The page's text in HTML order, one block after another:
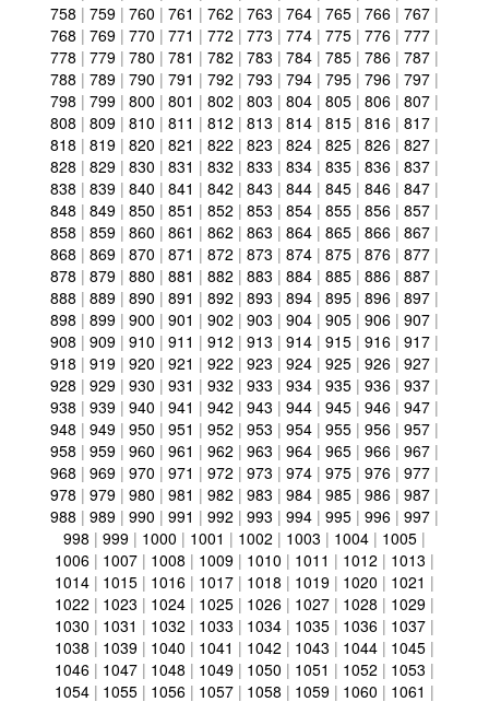
758 | 759 | 760 | 761 | 762 | 763 | 764 | 765 | 766 | 767 |
768 | 769 | 770 | 771 | 772 | 773 | 774 | 775 | 776 | 777 |
778 | 779 | 780 | 781 | 782 | 783 | 784 | 785 | 786 | 787 |
788 | 789 | 790 | 791 | 792 | 793 | 794 | 795 | 796 | 797 |
798 | 799 | 800 | 801 | 802 | 803 | 804 | 805 | 806 | 807 |
808 | 809 | 810 | 811 | 812 | 813 | 814 | 815 | 816 | 817 |
818 | 819 | 820 | 821 | 822 | 823 | 824 | 825 | 826 | 827 |
828 | 829 | 830 | 831 | 832 | 833 | 834 | 835 | 836 | 837 |
838 | 839 | 840 | 841 | 842 | 843 | 844 | 845 | 846 | 847 |
848 | 849 | 850 | 851 | 852 | 853 | 854 | 855 | 856 | 857 |
858 | 859 | 860 | 861 | 862 | 863 | 864 | 865 | 866 | 867 |
868 | 869 | 870 | 871 | 872 | 873 | 874 | 875 | 876 | 877 |
878 | 879 | 880 | 881 | 882 | 883 | 884 | 885 | 886 | 887 |
888 | 889 | 890 | 891 | 892 | 893 | 894 | 895 | 896 | 897 |
898 | 899 | 900 | 901 | 902 | 903 | 904 | 905 | 906 | 907 |
908 | 909 | 910 | 911 | 912 | 913 | 914 | 915 | 916 | 917 |
918 | 919 | 920 | 921 | 922 | 923 | 924 | 925 | 926 | 927 |
928 | 929 | 930 | 931 | 932 | 933 | 934 | 935 | 936 | 937 |
938 | 939 | 940 | 941 | 942 | 943 | 944 | 945 | 946 | 947 |
948 | 949 | 950 | 951 | 952 | 953 | 954 | 955 | 956 | 957 |
958 | 959 | 960 | 961 | 962 | 963 | 964 | 965 | 966 | 967 |
968 | 969 | 970 | 971 | 972 | 973 | 974 | 975 | 976 | 977 |
978 | 979 | 980 | 981 | 982 | 983 | 984 | 985 | 986 | 987 |
988 | 989 | 990 | 991 | 992 | 993 | 994 | 995 | 996 | 997 |
998 | 999 | 1000 | 1001 | 1002 | 1003 | 1004 | 1005 |
1006 | 1007 | 1008 | 1009 | 1010 | 1011 | 1012 | 1013 |
1014 | 1015 | 1016 | 1017 | 1018 | 1019 | 1020 | 1021 |
1022 | 1023 | 1024 | 1025 | 1026 | 1027 | 1028 | 1029 |
1030 | 1031 | 1032 | 1033 | 1034 | 1035 | 1036 | 1037 |
1038 | 1039 | 1040 | 1041 | 1042 | 1043 | 1044 | 1045 |
1046 | 1047 | 1048 | 1049 | 1050 | 1051 | 1052 | 1053 |
1054 | 1055 | 1056 | 1057 | 1058 | 1059 | 1060 | 1061 |